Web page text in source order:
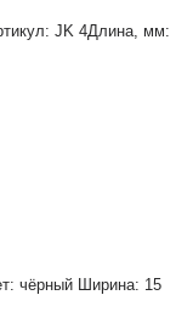
JK 4Длина, мм:
чёрный Ширина: 15